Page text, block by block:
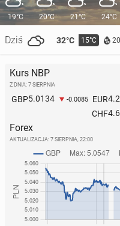
19°C
Dziś 32°C 15°C 20
20°C 21°C 24°C
Kurs NBP
Z DNIA: 7 SIERPNIA
GBP5.0134 -0.0085 EUR
CHF
Forex
AKTUALIZACJA: 7 SIERPNIA, 22:00